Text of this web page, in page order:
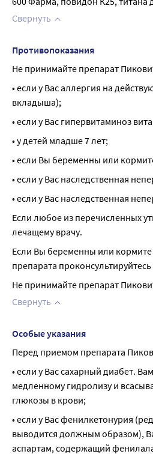
Свернуть
Противопоказания
Не принимайте препарат
• если у Вас аллергия на
вкладыша);
• если у Вас гипервитаминоз
• у детей младше 7 лет;
• если Вы беременны или
• если у Вас наследственная
• если у Вас наследственная
Если любое из перечисленных
лечащему врачу.
Если Вы беременны или
препарата
Не принимайте препарат
Свернуть
Особые указания
Перед приемом препарата
• если у Вас сахарный диабет.
медленному гидролизу и
глюкозы в крови;
• если у Вас фенилкетонурия
выводится должным образом),
аспартам, содержащий